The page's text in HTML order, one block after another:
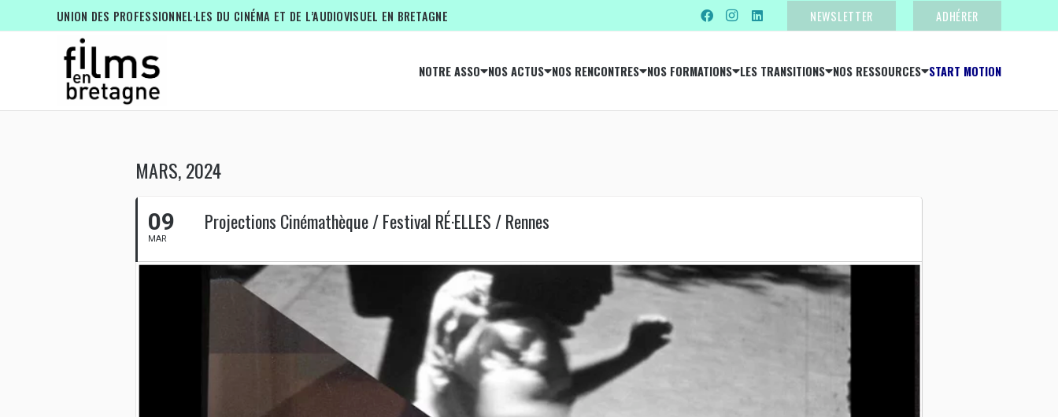
UNION DES PROFESSIONNEL·LES DU CINÉMA ET DE L’AUDIOVISUEL EN BRETAGNE NEWSLETTER ADHÉRER
NOTRE ASSO NOS ACTUS NOS RENCONTRES NOS FORMATIONS LES TRANSITIONS NOS RESSOURCES START MOTION
MARS, 2024
09
MAR
Projections Cinémathèque / Festival RÉ·ELLES / Rennes